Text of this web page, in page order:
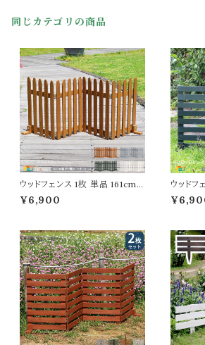
グ 園芸 庭園 家庭菜園 薔薇 ウ
同じカテゴリの商品
ウッドフェンス 1枚 単品 161cm
幅 ダークグリーン ライトブラウン
グレー ホワイト 木製フェンス ガ
m おすすめ おしゃれ 北欧 モダ
ン スタイリッシュ 庭のフェンス
境界線 間仕切り 目隠し 折りた
たみ式フェンス
¥6,900
ウッドフ
幅 ボー
レー ラ
22cm
ゃれ 北
ェンス
ーデニ